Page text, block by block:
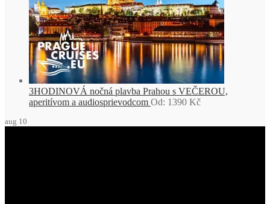
3HODINOVÁ nočná plavba Prahou s VEČEROU,
aperitívom a audiosprievodcom Od: 1390 Kč
aug 10